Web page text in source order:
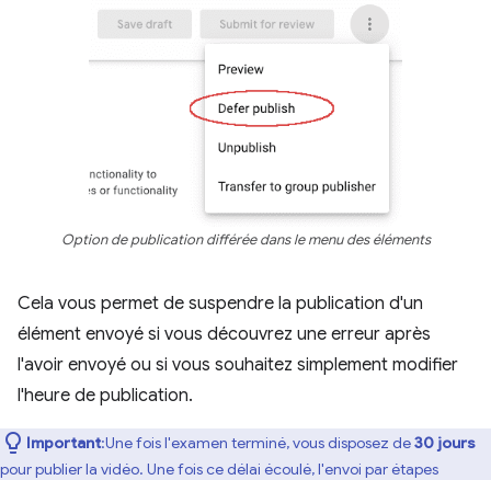
Option de publication différée dans le menu des éléments
Cela vous permet de suspendre la publication d'un
élément envoyé si vous découvrez une erreur après
l'avoir envoyé ou si vous souhaitez simplement modifier
l'heure de publication.
Important:Une fois l'examen terminé, vous disposez de30 jours
pour publier la vidéo. Une fois ce délai écoulé, l'envoi par étapes